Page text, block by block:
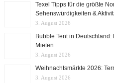
Texel Tipps für die größte
Sehenswürdigkeiten &
3. August 2026
Bubble Tent in
Mieten
3. August 2026
Weihnachtsmärkte 2026:
3. August 2026